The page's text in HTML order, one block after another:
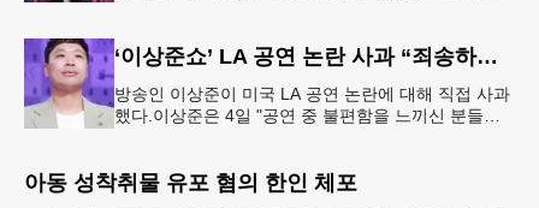
‘이상준쇼’ LA 공연 논란 사과 “죄송하고 또 죄송하다”
방송인 이상준이 미국 LA 공연 논란에 대해 직접 사과
했다.이상준은 4일 "공연 중 불편함을 느끼신 분들이
아동 성착취물 유포 혐의 한인 체포